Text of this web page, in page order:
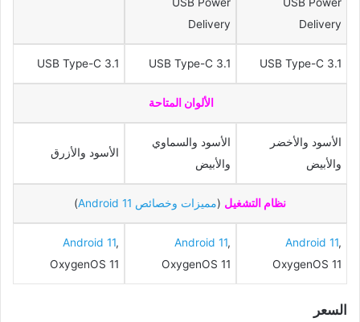
Delivery
Delivery
USB Type-C 3.1
USB Type-C 3.1
USB Type-C 3.1
الألوان المتاحة
الأسود والأخضر
والأبيض
الأسود والسماوي
والأبيض
الأسود والأزرق
نظام التشغيل (مميزات وخصائص 11 Android )
Android 11,
OxygenOS 11
Android 11,
OxygenOS 11
Android 11,
OxygenOS 11
السعر